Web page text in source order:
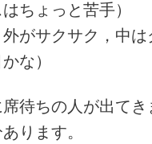
ちょっと苦手）
がサクサク，中
な）
待ちの人が出て
ります。